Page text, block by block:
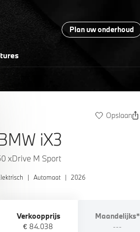
Plan uw onderhoud
Opslaan
iX3
xDrive M Sport
| Automaat | 2026
Verkoopprijs
€ 84.038
Maandelijks*
---